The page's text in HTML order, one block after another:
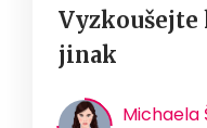
jinak
Michaela